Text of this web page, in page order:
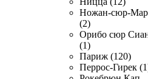
Ножан-сюр-
(2)
Орибо сюр
(1)
Париж (120)
Перрос-Гирек